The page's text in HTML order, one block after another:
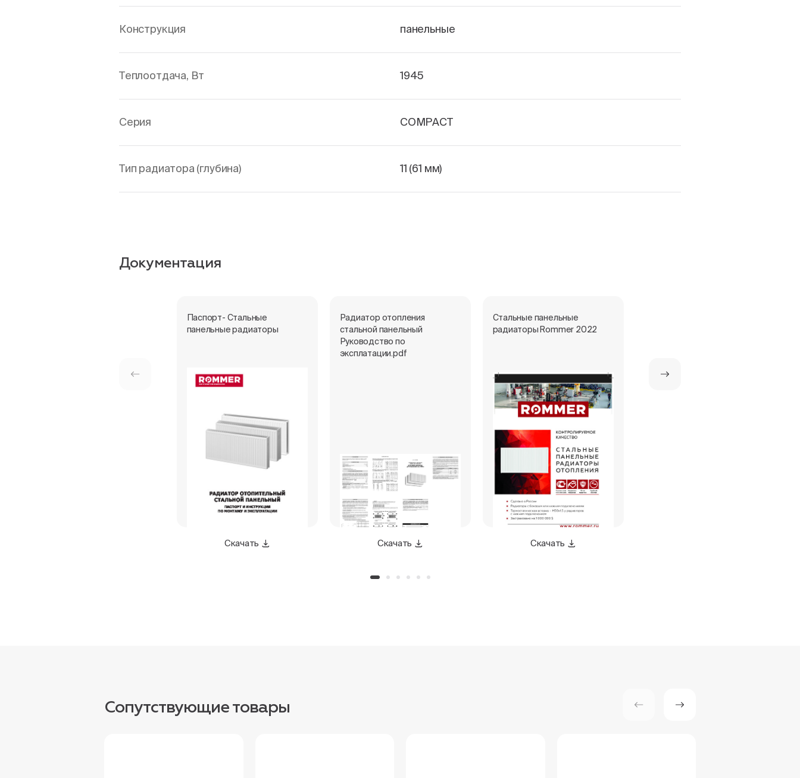
Конструкция панельные
Теплоотдача, Вт 1945
Серия COMPACT
Тип радиатора (глубина) 11 (61 мм)
Документация
Паспорт- Стальные
панельные радиаторы
Скачать
Радиатор отопления
стальной панельный
Руководство по
эксплатации.pdf
Скачать
Стальные панельные
радиаторы Rommer 2022
Скачать
Сопутствующие товары